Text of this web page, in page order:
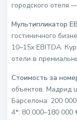
городского отеля
Мультипликатор
гостиничного
10–15x EBITDA.
отели в
Стоимость за
объектов. Мадрид
Барселона: 200
4*: 80 000–180 000